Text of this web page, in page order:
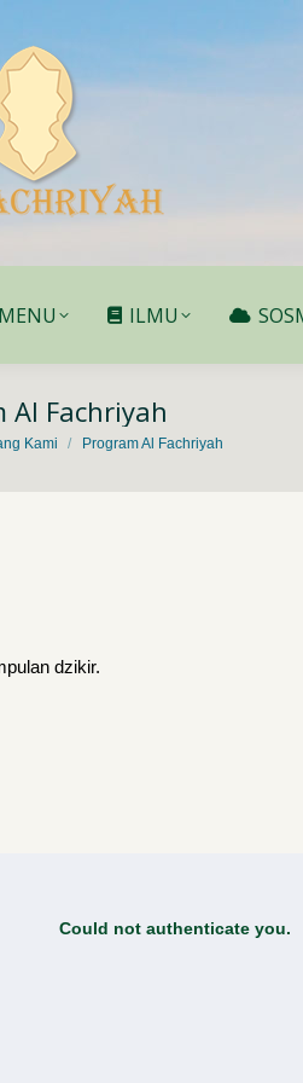
MENU ILMU
Al Fachriyah
Kami Program Al Fachriyah
dzikir.
Could not authenticate you.
MENU